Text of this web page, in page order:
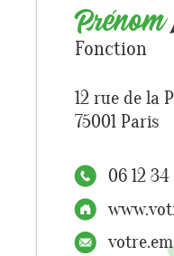
06 12
Fonction
12 rue de la
75001 Paris
Prénom